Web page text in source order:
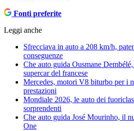
Fonti preferite
Leggi anche
Sfrecciava in auto a 208 km/h,
conseguenze
Che auto guida Ousmane
supercar del francese
Mercedes, motori V8 biturbo per i
prestazioni
Mondiale 2026, le auto dei
sorprendenti
Che auto guida José Mourinho, il
One